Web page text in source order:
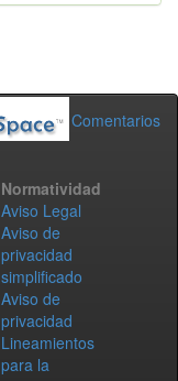
Comentarios
Normatividad
Aviso Legal
Aviso de
privacidad
simplificado
Aviso de
privacidad
Lineamientos
para la